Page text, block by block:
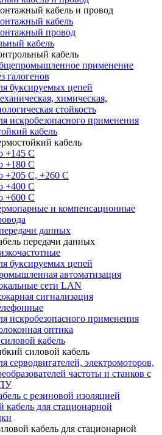
кабель и провод
кабель
провод
кабель
кабель
применение
галогенов
буксируемых цепей
химическая,
стойкость
искробезопасного применения
кабель
кабель
+145 С
+180 C
+205 С, +260 С
+400 C
+600 С
и компенсационные
данных
передачи данных
буксируемых цепей
автоматизация
сети LAN
сигнализация
искробезопасного применения
оптика
кабель
силовой кабель
серводвигателей, электромоторов,
частоты и станков с
с резиновой изоляцией
кабель для стационарной
кабель для стационарной